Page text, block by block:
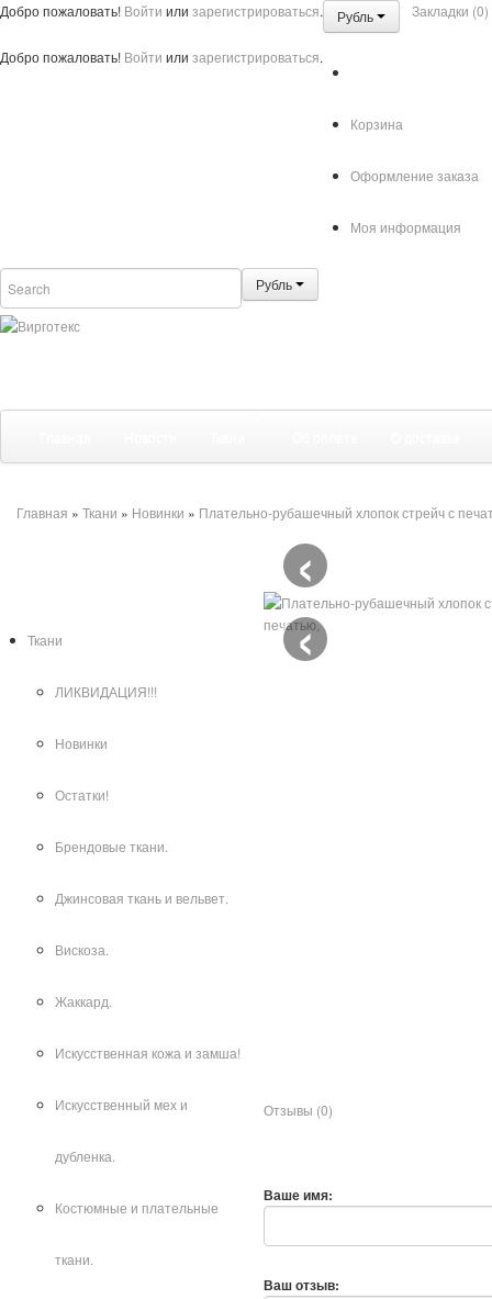
Добро пожаловать! Войти или зарегистрироваться. Рубль Закладки (0)
Добро пожаловать! Войти или зарегистрироваться.
Корзина
Оформление заказа
Моя информация
Рубль
Главная » Ткани » Новинки » Плательно-рубашечный хлопок стрейч с
Ткани
ЛИКВИДАЦИЯ!!!
Новинки
Остатки!
Брендовые ткани.
Джинсовая ткань и вельвет.
Вискоза.
Жаккард.
Искусственная кожа и замша!
Искусственный мех и
дубленка.
Костюмные и плательные
ткани.
‹
‹
Отзывы (0)
Ваше имя:
Ваш отзыв: